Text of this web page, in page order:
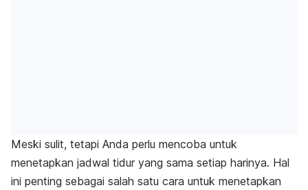
Meski sulit, tetapi Anda perlu mencoba untuk
menetapkan jadwal tidur yang sama setiap harinya. Hal
ini penting sebagai salah satu cara untuk menetapkan